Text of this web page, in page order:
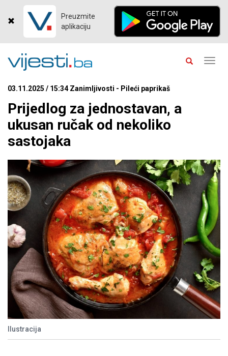
Preuzmite
aplikaciju
03.11.2025 / 15:34 Zanimljivosti - Pileći paprikaš
Prijedlog za jednostavan, a
ukusan ručak od nekoliko
sastojaka
Ilustracija